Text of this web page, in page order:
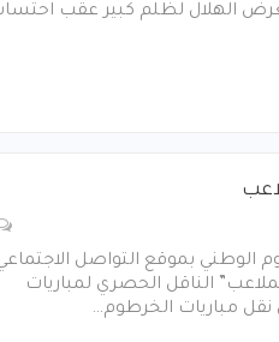
تعرض الهلال لظلم كبير عقب
بموقع التواصل
الناقل الحصري لمباريات
نقل مباريات الخرطوم…